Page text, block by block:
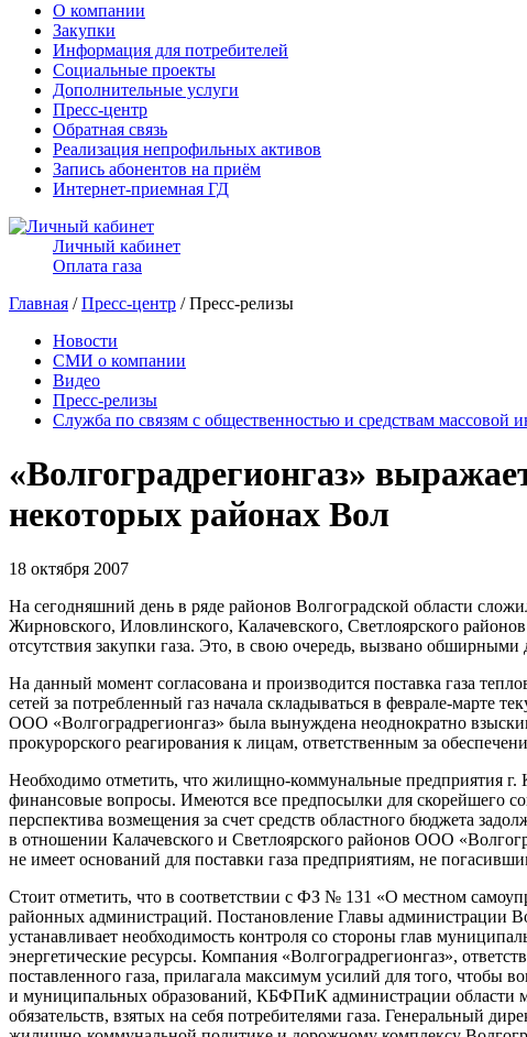
О компании
Закупки
Информация для потребителей
Социальные проекты
Дополнительные услуги
Пресс-центр
Обратная связь
Реализация непрофильных активов
Запись абонентов на приём
Интернет-приемная ГД
Личный кабинет
Оплата газа
Главная /Пресс-центр / Пресс-релизы
Новости
СМИ о компании
Видео
Пресс-релизы
Служба по связям с общественностью и средствам массовой
«Волгоградрегионгаз»
некоторых районах Вол
18 октября 2007
На сегодняшний день в ряде районов Волгоградской области
Жирновского, Иловлинского, Калачевского, Светлоярского
отсутствия закупки газа. Это, в свою очередь, вызвано обширными
На данный момент согласована и производится поставка газа
сетей за потребленный газ начала складываться в феврале-марте
ООО «Волгоградрегионгаз» была вынуждена неоднократно
прокурорского реагирования к лицам, ответственным за
Необходимо отметить, что жилищно-коммунальные предприятия г.
финансовые вопросы. Имеются все предпосылки для скорейшего
перспектива возмещения за счет средств областного бюджета
в отношении Калачевского и Светлоярского районов ООО
не имеет оснований для поставки газа предприятиям, не
Стоит отметить, что в соответствии с ФЗ № 131 «О местном
районных администраций. Постановление Главы администрации
устанавливает необходимость контроля со стороны глав
энергетические ресурсы. Компания «Волгоградрегионгаз»,
поставленного газа, прилагала максимум усилий для того, чтобы
и муниципальных образований, КБФПиК администрации области
обязательств, взятых на себя потребителями газа. Генеральный